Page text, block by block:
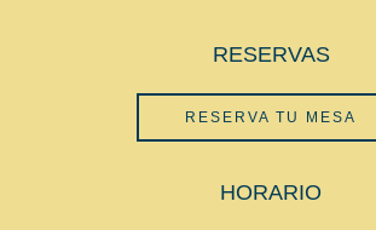
RESERVAS
RESERVA TU MESA
HORARIO